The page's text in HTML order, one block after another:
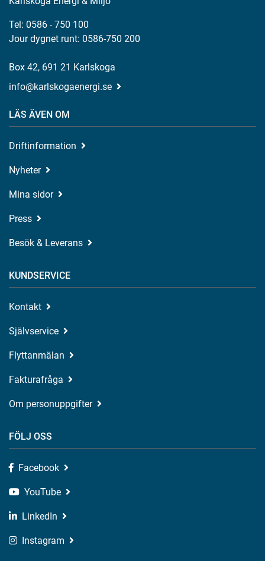
Tel: 0586 - 750 100
Jour dygnet runt: 0586-750 200
Box 42, 691 21 Karlskoga
info@karlskogaenergi.se
LÄS ÄVEN OM
Driftinformation
Nyheter
Mina sidor
Press
Besök & Leverans
KUNDSERVICE
Kontakt
Självservice
Flyttanmälan
Fakturafråga
Om personuppgifter
FÖLJ OSS
Facebook
YouTube
LinkedIn
Instagram